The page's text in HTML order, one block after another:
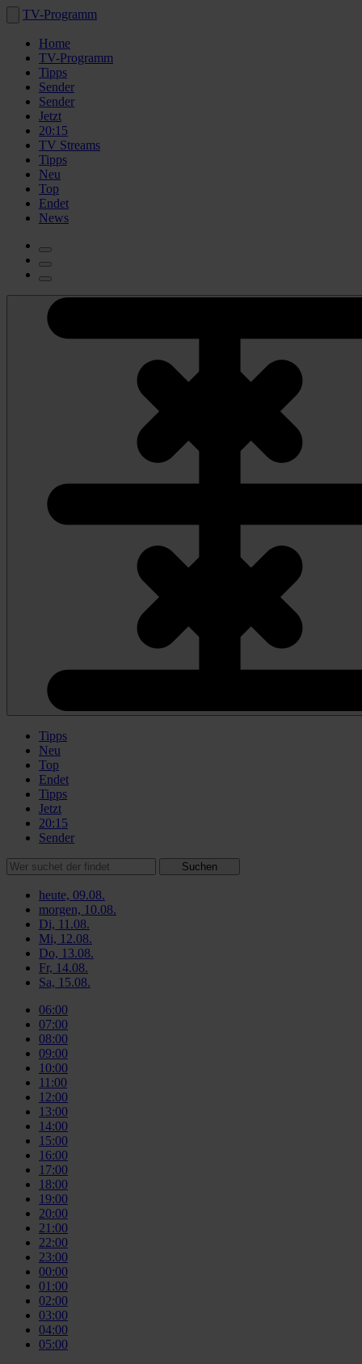
TV-Programm
Home
TV-Programm
Tipps
Sender
Sender
Jetzt
20:15
TV Streams
Tipps
Neu
Top
Endet
News
Tipps
Neu
Top
Endet
Tipps
Jetzt
20:15
Sender
Suchen
heute, 09.08.
morgen, 10.08.
Di, 11.08.
Mi, 12.08.
Do, 13.08.
Fr, 14.08.
Sa, 15.08.
06:00
07:00
08:00
09:00
10:00
11:00
12:00
13:00
14:00
15:00
16:00
17:00
18:00
19:00
20:00
21:00
22:00
23:00
00:00
01:00
02:00
03:00
04:00
05:00